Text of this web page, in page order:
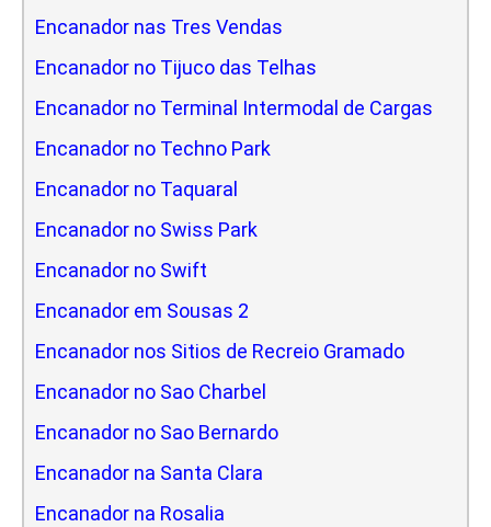
Encanador nas Tres Vendas
Encanador no Tijuco das Telhas
Encanador no Terminal Intermodal de Cargas
Encanador no Techno Park
Encanador no Taquaral
Encanador no Swiss Park
Encanador no Swift
Encanador em Sousas 2
Encanador nos Sitios de Recreio Gramado
Encanador no Sao Charbel
Encanador no Sao Bernardo
Encanador na Santa Clara
Encanador na Rosalia